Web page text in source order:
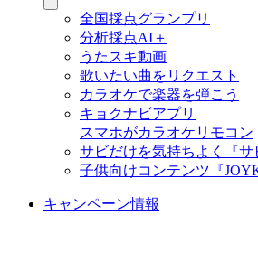
全国採点グランプリ
分析採点AI＋
うたスキ動画
歌いたい曲をリクエスト
カラオケで楽器を弾こう
キョクナビアプリ
スマホがカラオケリモコン
サビだけを気持ちよく『サ
子供向けコンテンツ『
キャンペーン情報